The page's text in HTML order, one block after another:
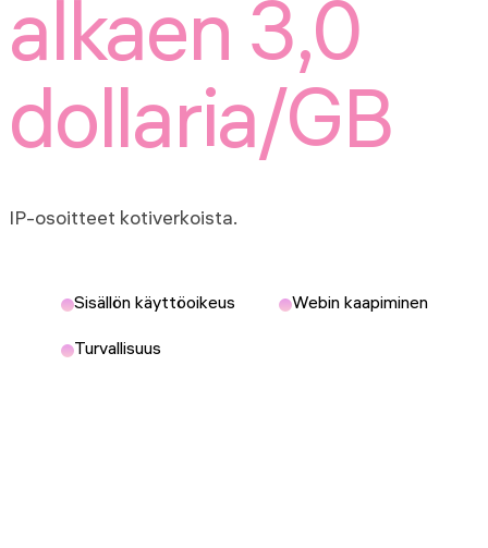
alkaen 3,0
dollaria/GB
IP-osoitteet kotiverkoista.
Sisällön käyttöoikeus Webin kaapiminen
Turvallisuus